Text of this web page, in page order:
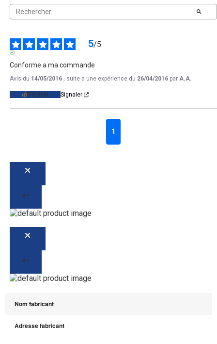
5/5
Conforme a ma commande
Avis du 14/05/2016 , suite à une expérience du 26/04/2016 par A.A.
UTILE(0) Signaler
1
Nom fabricant
Adresse fabricant